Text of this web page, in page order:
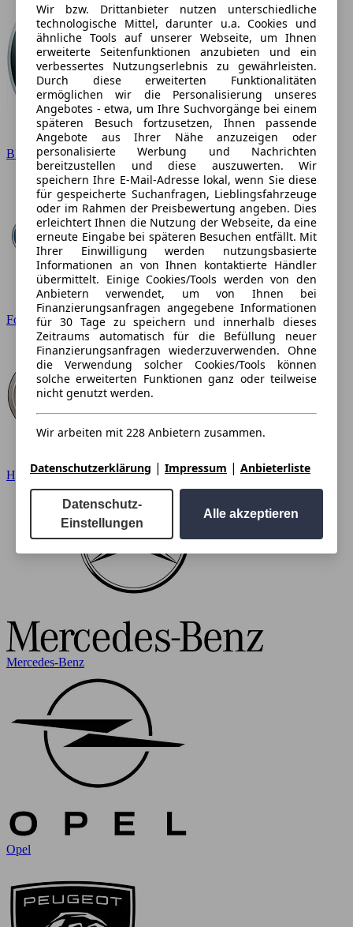
BMW
Ford
Hyundai
Mercedes-Benz
Opel
Wir bzw. Drittanbieter nutzen unterschiedliche
technologische Mittel, darunter u.a. Cookies und
ähnliche Tools auf unserer Webseite, um Ihnen
erweiterte Seitenfunktionen anzubieten und ein
verbessertes Nutzungserlebnis zu gewährleisten.
Durch diese erweiterten Funktionalitäten
ermöglichen wir die Personalisierung unseres
Angebotes - etwa, um Ihre Suchvorgänge bei einem
späteren Besuch fortzusetzen, Ihnen passende
Angebote aus Ihrer Nähe anzuzeigen oder
personalisierte Werbung und Nachrichten
bereitzustellen und diese auszuwerten. Wir
speichern Ihre E-Mail-Adresse lokal, wenn Sie diese
für gespeicherte Suchanfragen, Lieblingsfahrzeuge
oder im Rahmen der Preisbewertung angeben. Dies
erleichtert Ihnen die Nutzung der Webseite, da eine
erneute Eingabe bei späteren Besuchen entfällt. Mit
Ihrer Einwilligung werden nutzungsbasierte
Informationen an von Ihnen kontaktierte Händler
übermittelt. Einige Cookies/Tools werden von den
Anbietern verwendet, um von Ihnen bei
Finanzierungsanfragen angegebene Informationen
für 30 Tage zu speichern und innerhalb dieses
Zeitraums automatisch für die Befüllung neuer
Finanzierungsanfragen wiederzuverwenden. Ohne
die Verwendung solcher Cookies/Tools können
solche erweiterten Funktionen ganz oder teilweise
nicht genutzt werden.
Wir arbeiten mit 228 Anbietern zusammen.
Datenschutzerklärung | Impressum | Anbieterliste
Datenschutz-
Einstellungen
Alle akzeptieren